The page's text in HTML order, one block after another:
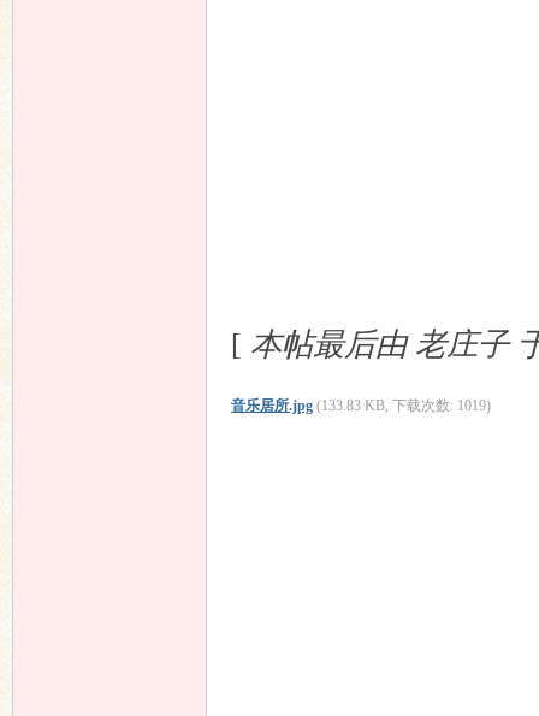
[ 本帖最后由 老庄子
音乐居所.jpg (133.83 KB, 下载次数: 1019)